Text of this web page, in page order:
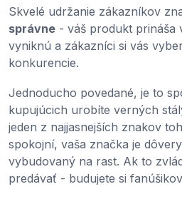
Skvelé udržanie zákazníkov
správne - váš produkt prináša
vyniknú a zákazníci si vás
konkurencie.
Jednoducho povedané, je to
kupujúcich urobíte verných
jeden z najjasnejších znakov
spokojní, vaša značka je
vybudovaný na rast. Ak to
predávať - budujete si